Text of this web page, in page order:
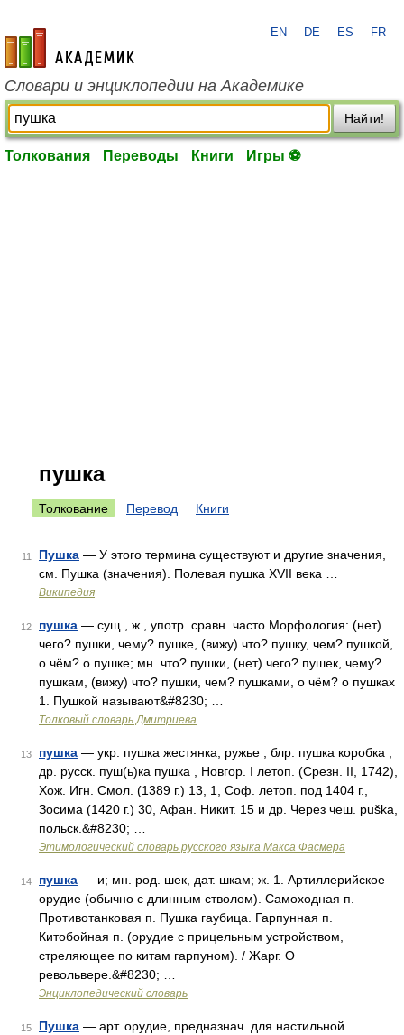
academic.ru
EN DE ES FR
Словари и энциклопедии на Академике
Найти!
Толкования Переводы Книги Игры ⚽
пушка
Толкование Перевод Книги
11 Пушка — У этого термина существуют и другие значения,
см. Пушка (значения). Полевая пушка XVII века …
Википедия
12 пушка — сущ., ж., употр. сравн. часто Морфология: (нет)
чего? пушки, чему? пушке, (вижу) что? пушку, чем? пушкой,
о чём? о пушке; мн. что? пушки, (нет) чего? пушек, чему?
пушкам, (вижу) что? пушки, чем? пушками, о чём? о пушках
1. Пушкой называют&#8230; …
Толковый словарь Дмитриева
13 пушка — укр. пушка жестянка, ружье , блр. пушка коробка ,
др. русск. пуш(ь)ка пушка , Новгор. I летоп. (Срезн. II, 1742),
Хож. Игн. Смол. (1389 г.) 13, 1, Соф. летоп. под 1404 г.,
Зосима (1420 г.) 30, Афан. Никит. 15 и др. Через чеш. рuškа,
польск.&#8230; …
Этимологический словарь русского языка Макса Фасмера
14 пушка — и; мн. род. шек, дат. шкам; ж. 1. Артиллерийское
орудие (обычно с длинным стволом). Самоходная п.
Противотанковая п. Пушка гаубица. Гарпунная п.
Китобойная п. (орудие с прицельным устройством,
стреляющее по китам гарпуном). / Жарг. О
револьвере.&#8230; …
Энциклопедический словарь
15 Пушка — арт. орудие, предназнач. для настильной